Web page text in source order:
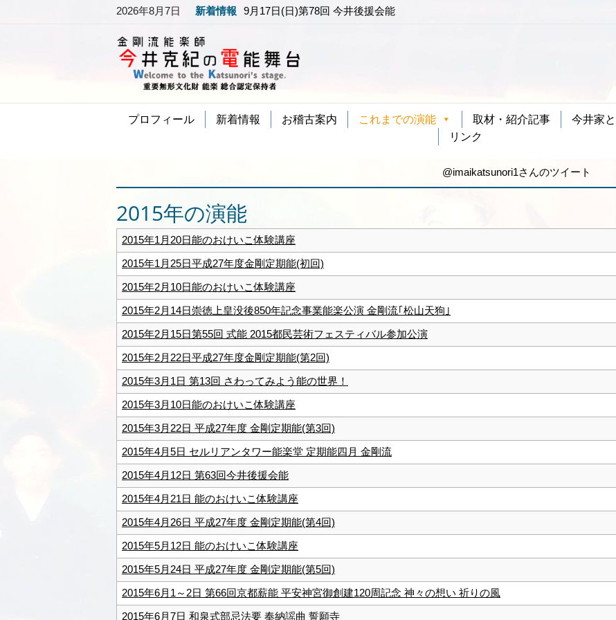
2026年8月7日 新着情報 9月17日(日)第78回 今井後援会能
プロフィール 新着情報 お稽古案内 これまでの演能 取材・紹介記事 今井家
リンク
@imaikatsunori1さんのツイート
2015年の演能
2015年1月20日能のおけいこ体験講座
2015年1月25日平成27年度金剛定期能(初回)
2015年2月10日能のおけいこ体験講座
2015年2月14日崇徳上皇没後850年記念事業能楽公演 金剛流｢松山天狗｣
2015年2月15日第55回 式能 2015都民芸術フェスティバル参加公演
2015年2月22日平成27年度金剛定期能(第2回)
2015年3月1日 第13回 さわってみよう能の世界！
2015年3月10日能のおけいこ体験講座
2015年3月22日 平成27年度 金剛定期能(第3回)
2015年4月5日 セルリアンタワー能楽堂 定期能四月 金剛流
2015年4月12日 第63回今井後援会能
2015年4月21日 能のおけいこ体験講座
2015年4月26日 平成27年度 金剛定期能(第4回)
2015年5月12日 能のおけいこ体験講座
2015年5月24日 平成27年度 金剛定期能(第5回)
2015年6月1～2日 第66回京都薪能 平安神宮御創建120周記念 神々の想い 祈りの風
2015年6月7日 和泉式部忌法要 奉納謡曲 誓願寺